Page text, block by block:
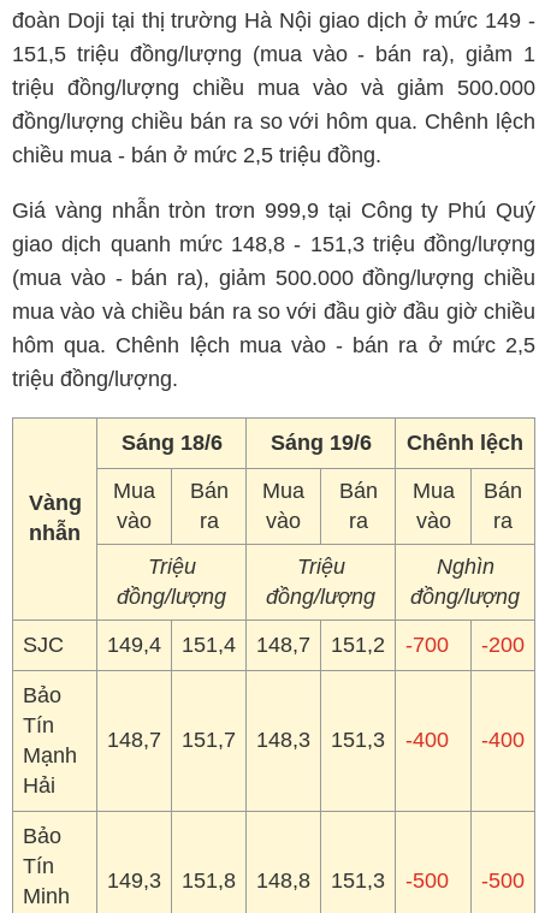
đoàn Doji tại thị trường Hà Nội giao dịch ở mức 149 -
151,5 triệu đồng/lượng (mua vào - bán ra), giảm 1
triệu đồng/lượng chiều mua vào và giảm 500.000
đồng/lượng chiều bán ra so với hôm qua. Chênh lệch
chiều mua - bán ở mức 2,5 triệu đồng.
Giá vàng nhẫn tròn trơn 999,9 tại Công ty Phú Quý
giao dịch quanh mức 148,8 - 151,3 triệu đồng/lượng
(mua vào - bán ra), giảm 500.000 đồng/lượng chiều
mua vào và chiều bán ra so với đầu giờ đầu giờ chiều
hôm qua. Chênh lệch mua vào - bán ra ở mức 2,5
triệu đồng/lượng.
Vàng
nhẫn
Sáng 18/6 Sáng 19/6
Chênh lệch
Mua
vào
Bán
ra
Mua
vào
Bán
ra
Mua
vào
Bán
ra
Triệu
đồng/lượng
Triệu
đồng/lượng
Nghìn
đồng/lượng
SJC
149,4 151,4 148,7 151,2 -700 -200
Bảo
Tín
Mạnh
Hải
148,7 151,7 148,3 151,3 -400 -400
Bảo
Tín
Minh
149,3 151,8 148,8 151,3 -500 -500